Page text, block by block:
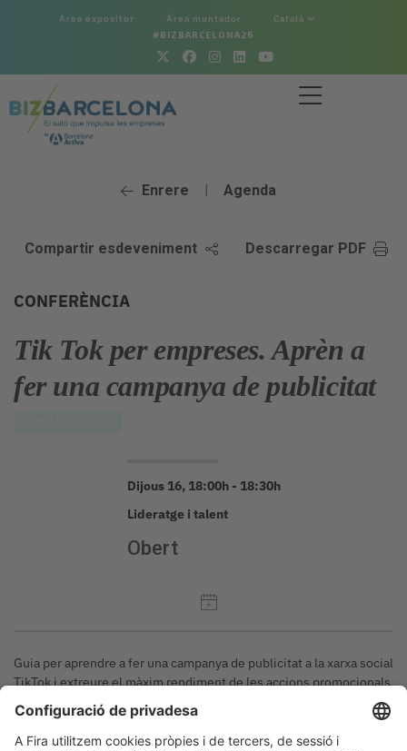
Àrea expositor Àrea muntador Català
#BIZBARCELONA26
Enrere | Agenda
Compartir esdeveniment Descarregar PDF
CONFERÈNCIA
Tik Tok per empreses. Aprèn a
fer una campanya de publicitat
Dijous 16, 18:00h - 18:30h
Lideratge i talent
Obert
Guia per aprendre a fer una campanya de publicitat a la xarxa social
TikTok i extreure el màxim rendiment de les accions promocionals
de comptes professionals i de petits i mitjans negocis. Es pretén
que l'assistent entengui de manera fàcil les claus principals per fer
màrqueting a TikTok.